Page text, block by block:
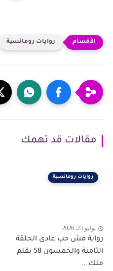
روايات رومانسية
مقالات قد تهمك
روايات رومانسية
يوليو 23, 2026
رواية مش حب عادى الحلقة
الثامنة والخمسون 58 بقلم
ملك...